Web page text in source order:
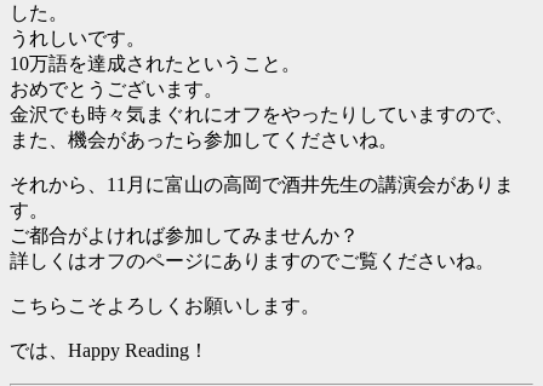
した。
うれしいです。
10万語を達成されたということ。
おめでとうございます。
金沢でも時々気まぐれにオフをやったりしていますので、
また、機会があったら参加してくださいね。
それから、11月に富山の高岡で酒井先生の講演会がありま
す。
ご都合がよければ参加してみませんか？
詳しくはオフのページにありますのでご覧くださいね。
こちらこそよろしくお願いします。
では、Happy Reading！